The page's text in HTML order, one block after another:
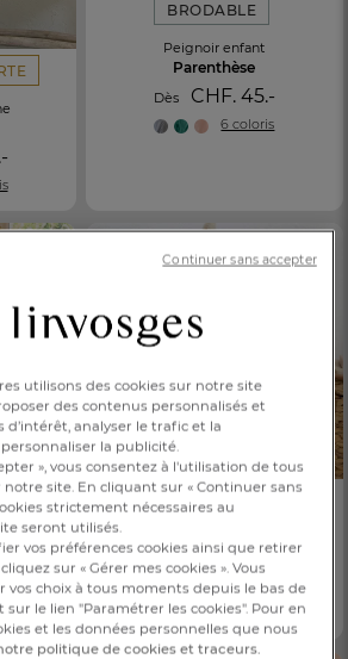
BRODABLE
Peignoir enfant
Parenthèse
Dès CHF. 45.-
6 coloris
BRODABLE
Robe de chambre
Les Z'amis
DèsCHF. 57.-
100% polyester
utilisons des cookies sur notre site
des contenus personnalisés et
d’intérêt, analyser le trafic et la
la publicité.
», vous consentez à l'utilisation de tous
notre site. En cliquant sur « Continuer sans
strictement nécessaires au
seront utilisés.
vos préférences cookies ainsi que retirer
sur « Gérer mes cookies ». Vous
vos choix à tous moments depuis le bas de
le lien "Paramétrer les cookies". Pour en
et les données personnelles que nous
politique de cookies et traceurs.
Continuer sans accepter